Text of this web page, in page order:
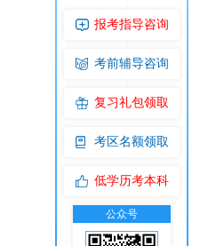
报考指导咨询
考前辅导咨询
复习礼包领取
考区名额领取
低学历考本科
公众号